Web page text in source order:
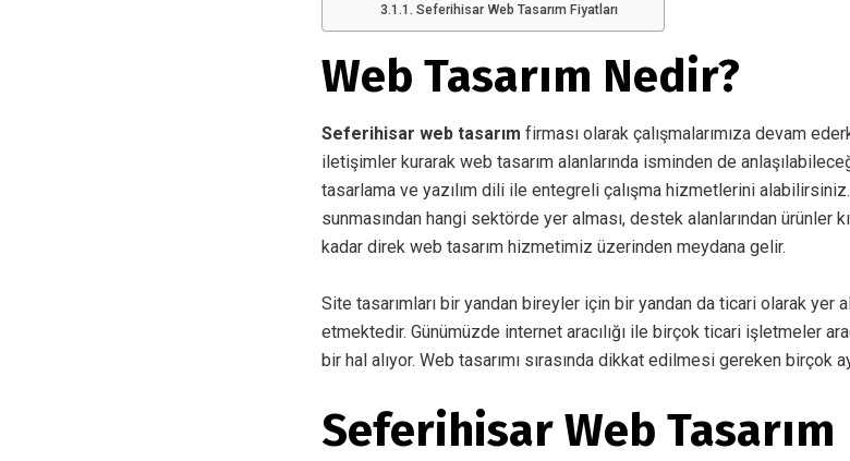
Seferihisar Web Tasarım Fiyatları
Web Tasarım Nedir?
Seferihisar web tasarım firması olarak çalışmalarımıza devam
iletişimler kurarak web tasarım alanlarında isminden de
tasarlama ve yazılım dili ile entegreli çalışma hizmetlerini
sunmasından hangi sektörde yer alması, destek alanlarından ürünler
kadar direk web tasarım hizmetimiz üzerinden meydana gelir.
Site tasarımları bir yandan bireyler için bir yandan da ticari olarak yer
etmektedir. Günümüzde internet aracılığı ile birçok ticari işletmeler
bir hal alıyor. Web tasarımı sırasında dikkat edilmesi gereken birçok
Seferihisar Web Tasarım